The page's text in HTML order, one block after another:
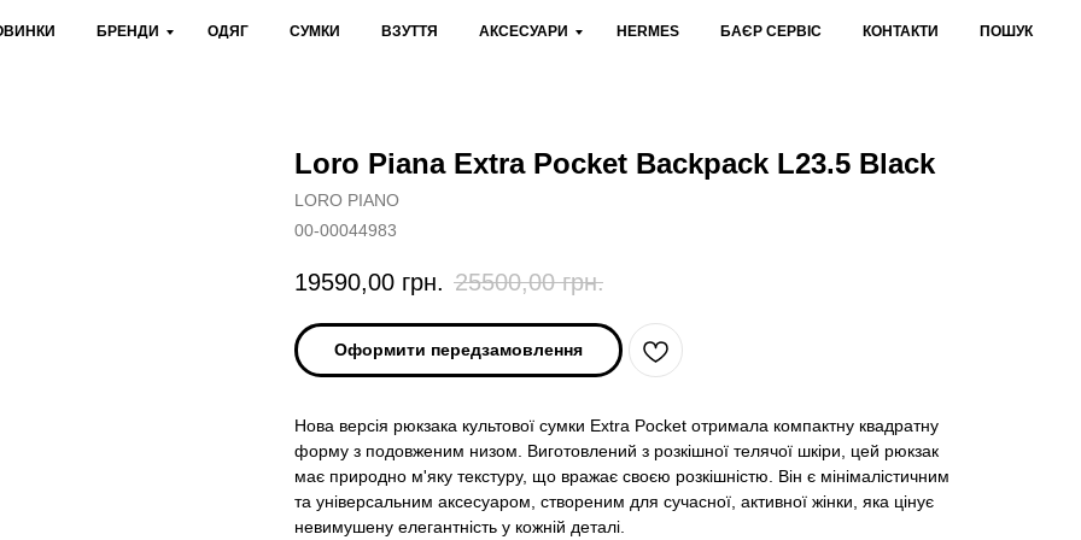
БРЕНДИ ОДЯГ СУМКИ ВЗУТТЯ АКСЕСУАРИ HERMES БАЄР СЕРВІС КОНТАКТИ ПОШУК
Loro Piana Extra Pocket Backpack L23.5 Black
LORO PIANO
00-00044983
19590,00 грн. 25500,00 грн.
Оформити передзамовлення
Нова версія рюкзака культової сумки Extra Pocket отримала компактну квадратну
форму з подовженим низом. Виготовлений з розкішної телячої шкіри, цей рюкзак
має природно м'яку текстуру, що вражає своєю розкішністю. Він є мінімалістичним
та універсальним аксесуаром, створеним для сучасної, активної жінки, яка цінує
невимушену елегантність у кожній деталі.